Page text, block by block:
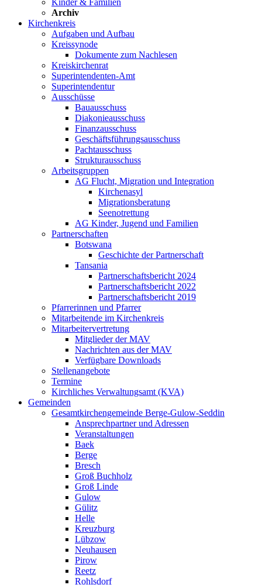
Kinder & Familien
Archiv
Kirchenkreis
Aufgaben und Aufbau
Kreissynode
Dokumente zum Nachlesen
Kreiskirchenrat
Superintendenten-Amt
Superintendentur
Ausschüsse
Bauausschuss
Diakonieausschuss
Finanzausschuss
Geschäftsführungsausschuss
Pachtausschuss
Strukturausschuss
Arbeitsgruppen
AG Flucht, Migration und Integration
Kirchenasyl
Migrationsberatung
Seenotrettung
AG Kinder, Jugend und Familien
Partnerschaften
Botswana
Geschichte der Partnerschaft
Tansania
Partnerschaftsbericht 2024
Partnerschaftsbericht 2022
Partnerschaftsbericht 2019
Pfarrerinnen und Pfarrer
Mitarbeitende im Kirchenkreis
Mitarbeitervertretung
Mitglieder der MAV
Nachrichten aus der MAV
Verfügbare Downloads
Stellenangebote
Termine
Kirchliches Verwaltungsamt (KVA)
Gemeinden
Gesamtkirchengemeinde Berge-Gulow-Seddin
Ansprechpartner und Adressen
Veranstaltungen
Baek
Berge
Bresch
Groß Buchholz
Groß Linde
Gulow
Gülitz
Helle
Kreuzburg
Lübzow
Neuhausen
Pirow
Reetz
Rohlsdorf